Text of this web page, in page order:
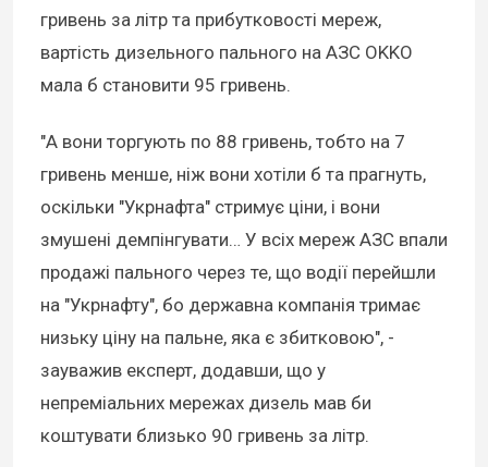
гривень за літр та прибутковості мереж,
вартість дизельного пального на АЗС OKKO
мала б становити 95 гривень.
"А вони торгують по 88 гривень, тобто на 7
гривень менше, ніж вони хотіли б та прагнуть,
оскільки "Укрнафта" стримує ціни, і вони
змушені демпінгувати… У всіх мереж АЗС впали
продажі пального через те, що водії перейшли
на "Укрнафту", бо державна компанія тримає
низьку ціну на пальне, яка є збитковою", -
зауважив експерт, додавши, що у
непреміальних мережах дизель мав би
коштувати близько 90 гривень за літр.